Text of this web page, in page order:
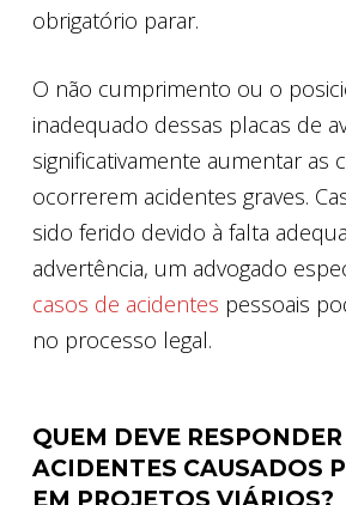
obrigatório parar.
O não cumprimento ou o
inadequado dessas placas de
significativamente aumentar as
ocorrerem acidentes graves.
sido ferido devido à falta
advertência, um advogado
casos de acidentes pessoais
no processo legal.
QUEM DEVE
ACIDENTES CAUSADOS
EM PROJETOS VIÁRIOS?